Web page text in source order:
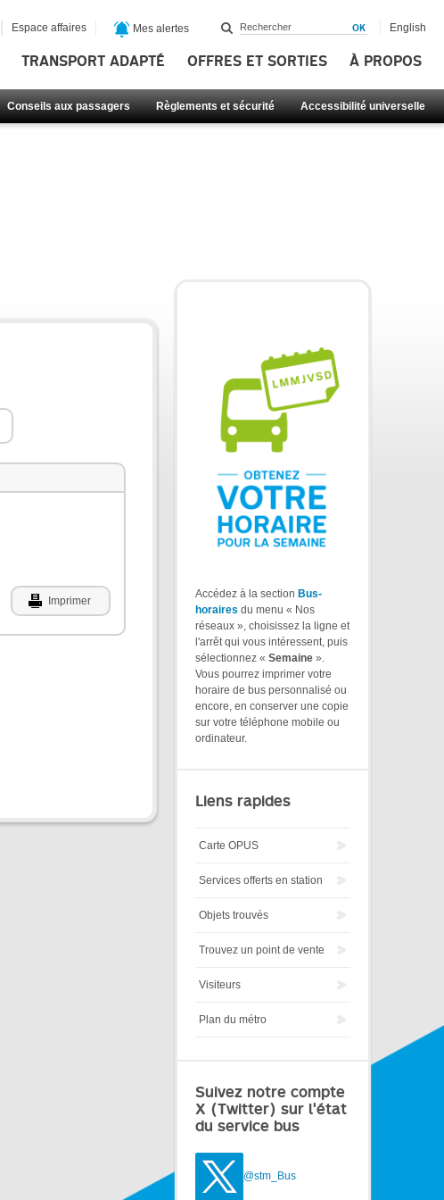
TRANSPORT ADAPTÉ OFFRES ET SORTIES À PROPOS
Conseils aux passagers Règlements et sécurité Accessibilité universelle
Espace affaires Mes alertes English
Imprimer
Accédez à la section Bus-
horaires du menu « Nos
réseaux », choisissez la ligne et
l'arrêt qui vous intéressent, puis
sélectionnez « Semaine ».
Vous pourrez imprimer votre
horaire de bus personnalisé ou
encore, en conserver une copie
sur votre téléphone mobile ou
ordinateur.
Liens rapides
Carte OPUS
Services offerts en station
Objets trouvés
Trouvez un point de vente
Visiteurs
Plan du métro
Suivez notre compte
X (Twitter) sur l'état
du service bus
@stm_Bus